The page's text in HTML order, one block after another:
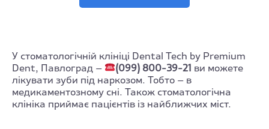
У стоматологічній клініці Dental Tech by Premium
Dent, Павлоград —
(099) 800-39-21 ви можете
лікувати зуби під наркозом. Тобто — в
медикаментозному сні. Також стоматологічна
клініка приймає пацієнтів із найближчих міст.